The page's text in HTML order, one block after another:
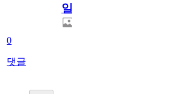
0
댓글
일